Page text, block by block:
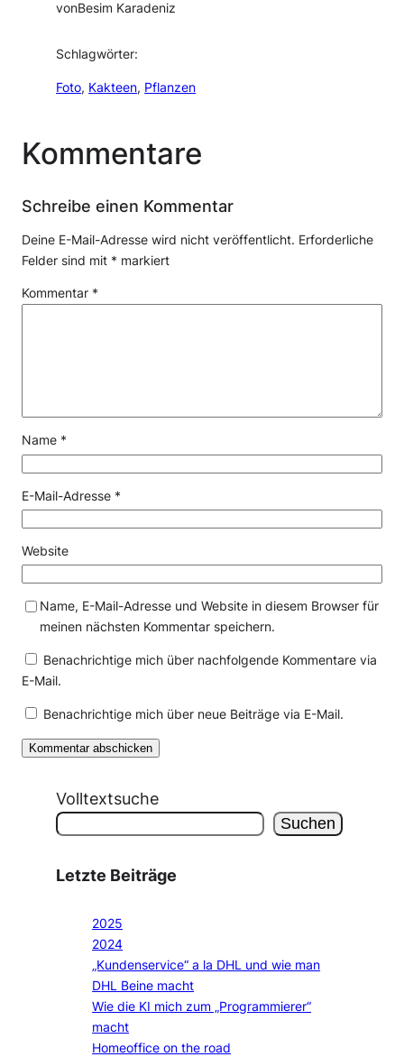
vonBesim Karadeniz
Schlagwörter:
Foto, Kakteen, Pflanzen
Kommentare
Schreibe einen Kommentar
Deine E-Mail-Adresse wird nicht veröffentlicht. Erforderliche
Felder sind mit * markiert
Kommentar *
Name *
E-Mail-Adresse *
Website
Name, E-Mail-Adresse und Website in diesem Browser für
meinen nächsten Kommentar speichern.
Benachrichtige mich über nachfolgende Kommentare via
E-Mail.
Benachrichtige mich über neue Beiträge via E-Mail.
Volltextsuche
Suchen
Letzte Beiträge
2025
2024
„Kundenservice“ a la DHL und wie man
DHL Beine macht
Wie die KI mich zum „Programmierer“
macht
Homeoffice on the road